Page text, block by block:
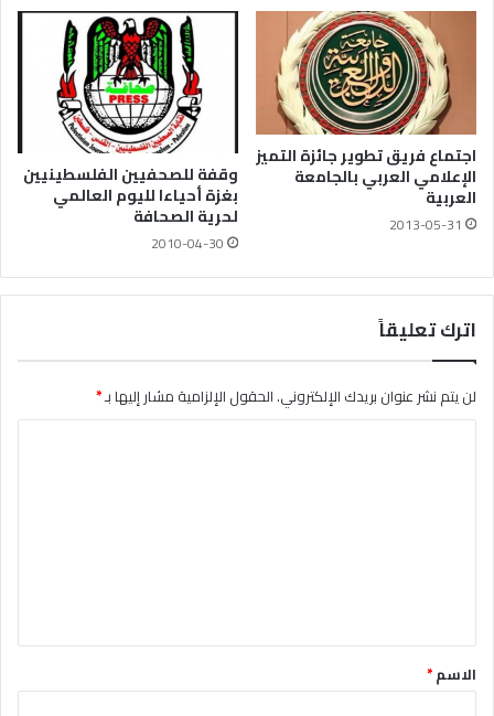
اجتماع فريق تطوير جائزة التميز
الإعلامي العربي بالجامعة
العربية
2013-05-31
وقفة للصحفيين الفلسطينيين
بغزة أحياءا لليوم العالمي
لحرية الصحافة
2010-04-30
اترك تعليقاً
لن يتم نشر عنوان بريدك الإلكتروني.الحقول الإلزامية مشار إليها بـ*
*الاسم*